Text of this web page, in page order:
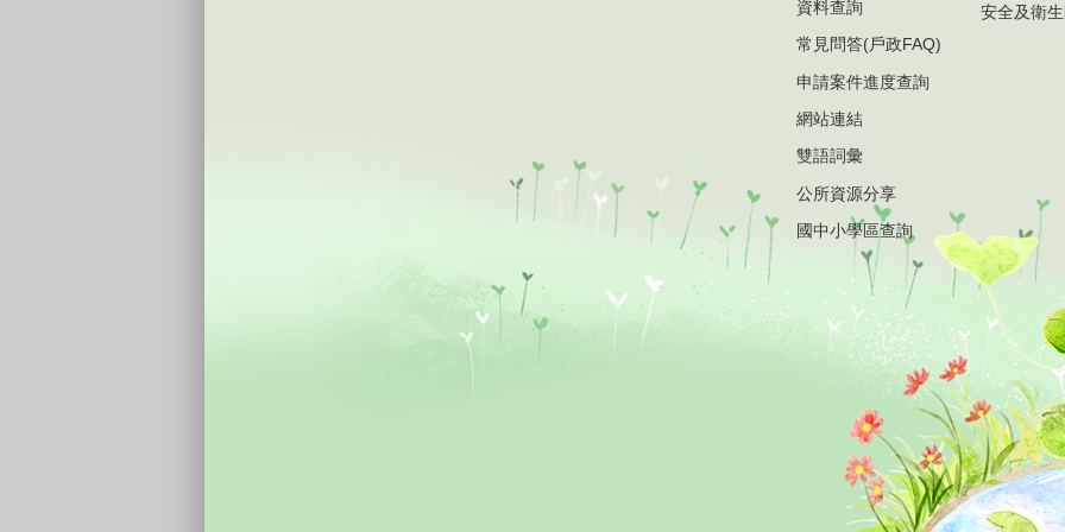
資料查詢
常見問答(戶政FAQ)
申請案件進度查詢
網站連結
雙語詞彙
公所資源分享
國中小學區查詢
安全及衛